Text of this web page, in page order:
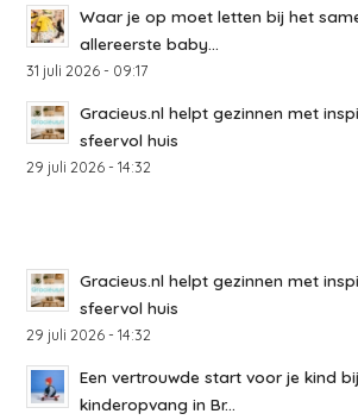
Waar je op moet letten bij het
allereerste baby...
31 juli 2026 - 09:17
Gracieus.nl helpt gezinnen met
sfeervol huis
29 juli 2026 - 14:32
Gracieus.nl helpt gezinnen met
sfeervol huis
29 juli 2026 - 14:32
Een vertrouwde start voor je kind
kinderopvang in Br...